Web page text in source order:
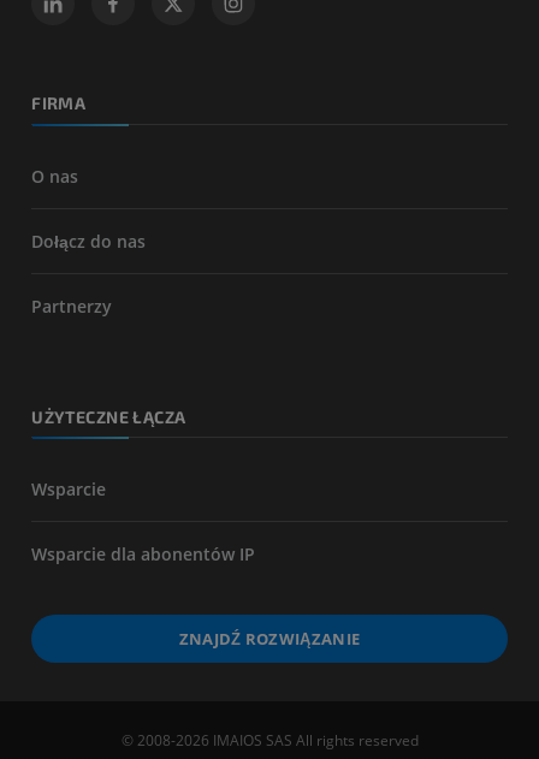
FIRMA
O nas
Dołącz do nas
Partnerzy
UŻYTECZNE ŁĄCZA
Wsparcie
Wsparcie dla abonentów IP
ZNAJDŹ ROZWIĄZANIE
© 2008-2026 IMAIOS SAS All rights reserved